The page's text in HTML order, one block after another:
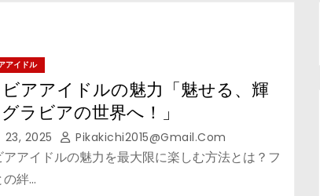
アイドル
アアイドルの魅力「魅せる、輝
ラビアの世界へ！」
23, 2025 Pikakichi2015@gmail.com
アアイドルの魅力を最大限に楽しむ方法とは？フ
の絆…